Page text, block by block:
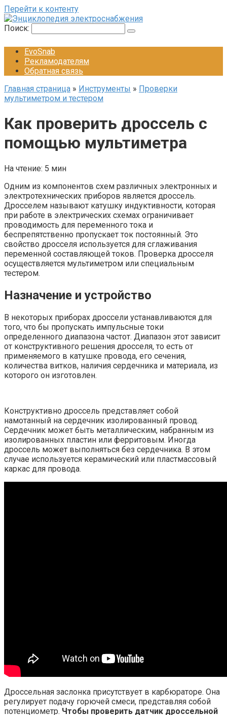
Перейти к контенту
Поиск:
EvoSnab
Рекламодателям
Обратная связь
Главная страница » Инструменты » Проверки
мультиметром и тестером
Как проверить дроссель с
помощью мультиметра
На чтение: 5 мин
Одним из компонентов схем различных электронных и
электротехнических приборов является дроссель.
Дросселем называют катушку индуктивности, которая
при работе в электрических схемах ограничивает
проводимость для переменного тока и
беспрепятственно пропускает ток постоянный. Это
свойство дросселя используется для сглаживания
переменной составляющей токов. Проверка дросселя
осуществляется мультиметром или специальным
тестером.
Назначение и устройство
В некоторых приборах дроссели устанавливаются для
того, что бы пропускать импульсные токи
определенного диапазона частот. Диапазон этот зависит
от конструктивного решения дросселя, то есть от
применяемого в катушке провода, его сечения,
количества витков, наличия сердечника и материала, из
которого он изготовлен.
Конструктивно дроссель представляет собой
намотанный на сердечник изолированный провод.
Сердечник может быть металлическим, набранным из
изолированных пластин или ферритовым. Иногда
дроссель может выполняться без сердечника. В этом
случае используется керамический или пластмассовый
каркас для провода.
Дроссельная заслонка присутствует в карбюраторе. Она
регулирует подачу горючей смеси, представляя собой
потенциометр. Чтобы проверить датчик дроссельной